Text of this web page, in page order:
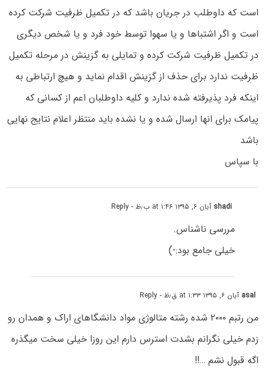
است که داوطلب در جریان باشد که در تکمیل ظرفیت شرکت کرده
است و اگر اشتباها و یا سهوا توسط خود فرد و یا شخص دیگری
در تکمیل ظرفیت شرکت کرده و تمایلی به گزینش در مرحله تکمیل
ظرفیت ندارد برای حذف از گزینش اقدام نماید و هیچ ارتباطی به
اینکه فرد پذیرفته شده ندارد و کلیه داوطلبان اعم از کسانی که
پیامک برای انها ارسال شده و یا نشده باید منتظر اعلام نتایج نهایی
باشد
با سپاس
shadi آبان ۶, ۱۳۹۵ at ۱:۴۶ ب٫ظ - Reply
مررسی ناشناس.
خیلی جامع بود:-)
asal آبان ۶, ۱۳۹۵ at ۱:۳۳ ق٫ظ - Reply
من رتبم ۲۰۰۰ شده رشته متالوژی مواد دانشگاهای اراک و همدان رو
زدم خیلی نگرانم بشدت استرس دارم این روزا خیلی سخت میگذره
اگه قبول نشم …!!